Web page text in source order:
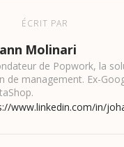
ÉCRIT PAR
Molinari
de Popwork, la
de management. Ex-
www.linkedin.com/in/